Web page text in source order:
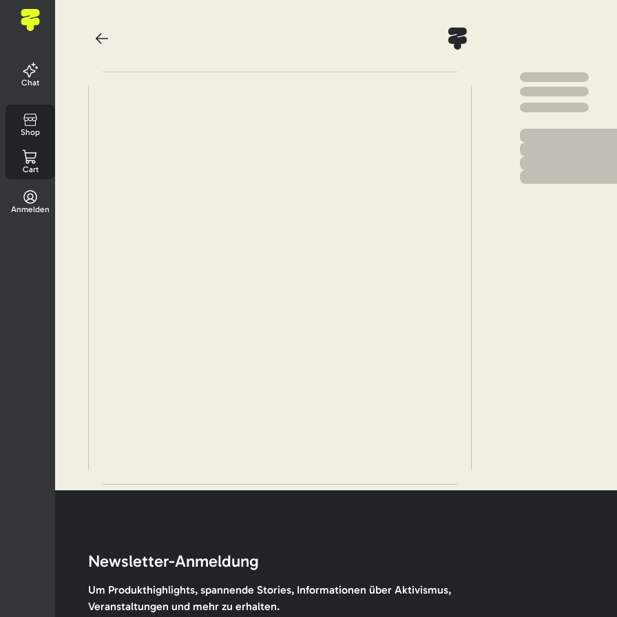
Chat
Shop
Cart
Anmelden
Newsletter-Anmeldung
Um Produkthighlights, spannende Stories, Informationen über Aktivismus,
Veranstaltungen und mehr zu erhalten.